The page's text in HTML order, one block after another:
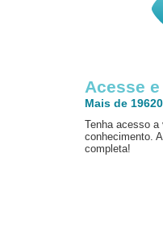
Acesse
Mais de
Tenha acesso
conhecimento.
completa!